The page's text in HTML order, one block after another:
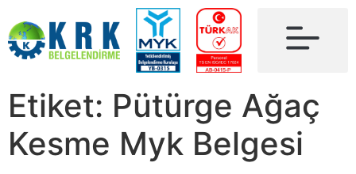
Etiket: Pütürge Ağaç
Kesme Myk Belgesi